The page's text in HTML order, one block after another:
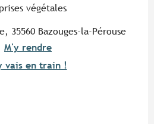
végétales
35560 Bazouges-la-Pérouse
M'y rendre
vais en train !